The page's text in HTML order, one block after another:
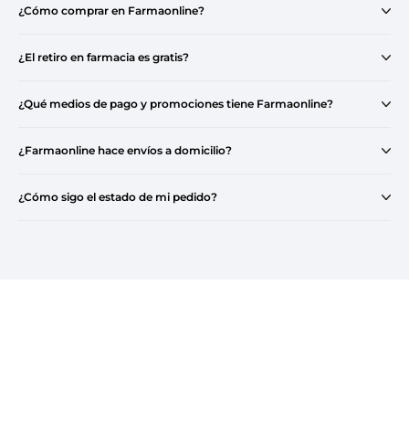
¿Cómo comprar en Farmaonline?
¿El retiro en farmacia es gratis?
¿Qué medios de pago y promociones tiene Farmaonline?
¿Farmaonline hace envíos a domicilio?
¿Cómo sigo el estado de mi pedido?